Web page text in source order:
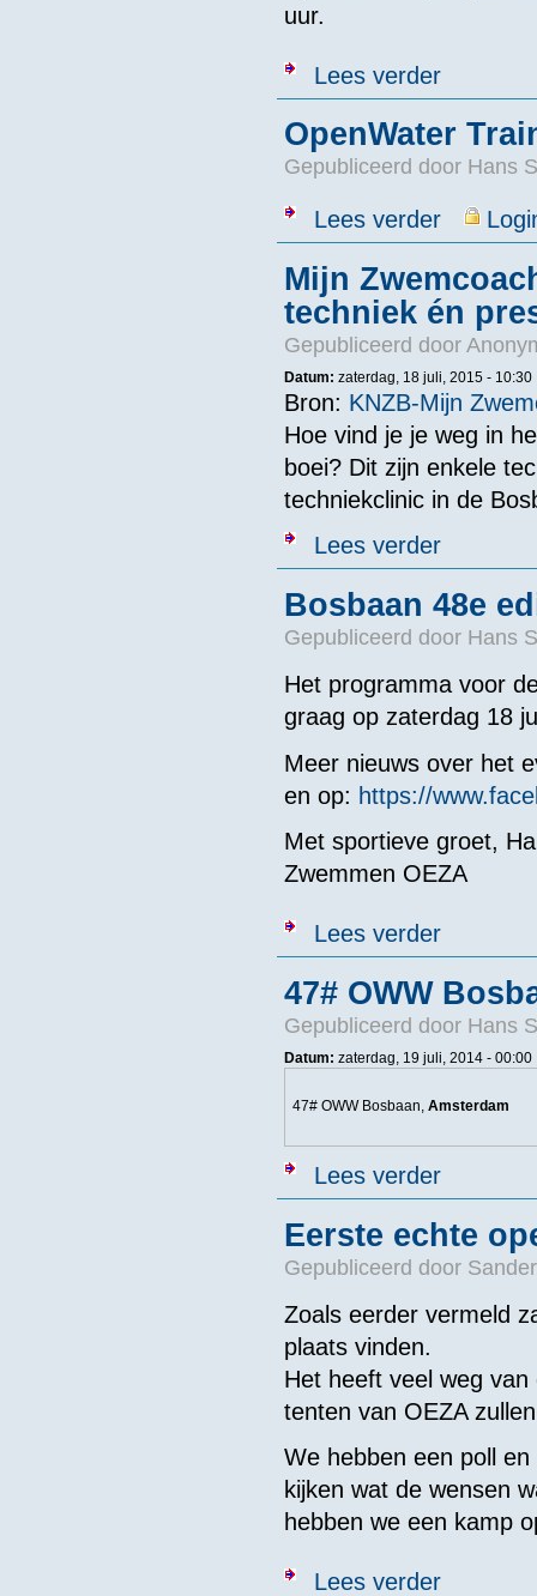
uur.
Lees verderover 48e
OpenWater
Gepubliceerd door Hans
Lees verderover
Mijn
techniek én
Gepubliceerd door
Datum: zaterdag, 18 juli, 2015 - 10:30
Bron: KNZB-Mijn
Hoe vind je je weg in
boei? Dit zijn enkele
techniekclinic in de
Lees verderover Mijn
Bosbaan 48e
Gepubliceerd door Hans
Het programma voor
graag op zaterdag 18
Meer nieuws over het
en op: https://
Met sportieve groet,
Zwemmen OEZA
Lees verderover Bosbaan
47# OWW
Gepubliceerd door Hans
Datum: zaterdag, 19 juli, 2014 - 00:00
47# OWW Bosbaan, Amsterdam
Lees verderover 47#
Eerste echte
Gepubliceerd door
Zoals eerder vermeld
plaats vinden.
Het heeft veel weg
tenten van OEZA
We hebben een poll
kijken wat de wensen
hebben we een kamp
Lees verderover Eerste